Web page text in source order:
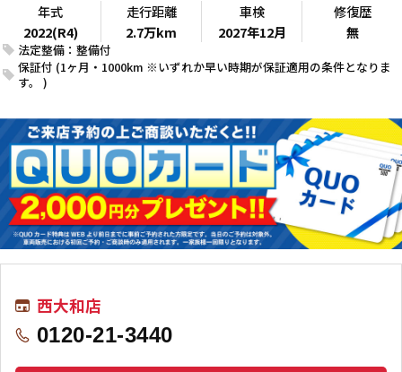
法定整備：整備付
保証付 (1ヶ月・1000km ※いずれか早い時期が保証適用の条件となりま
す。 )
年式
2022(R4)
走行距離
2.7万km
車検
2027年12月
修復歴
無
西大和店
0120-21-3440